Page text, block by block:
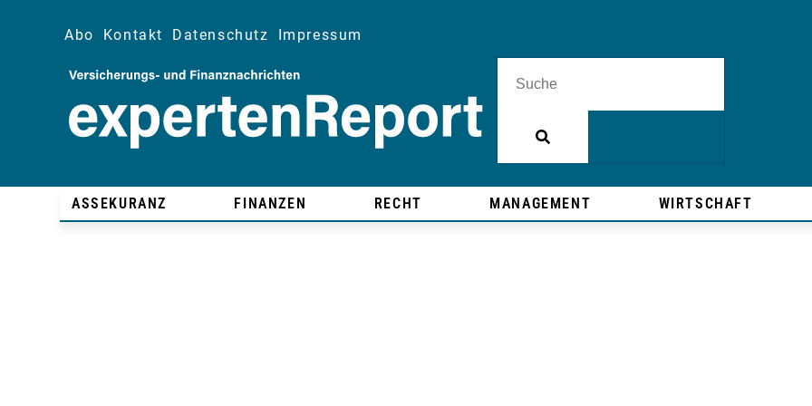
Abo Kontakt Datenschutz Impressum
ASSEKURANZ FINANZEN RECHT MANAGEMENT WIRTSCHAFT